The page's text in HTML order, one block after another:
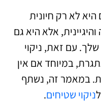
לא רק חיונית
אלא היא גם
עם זאת, ניקוי
במיוחד אם אין
במאמר זה, נשתף
ניקוי שטיחים.